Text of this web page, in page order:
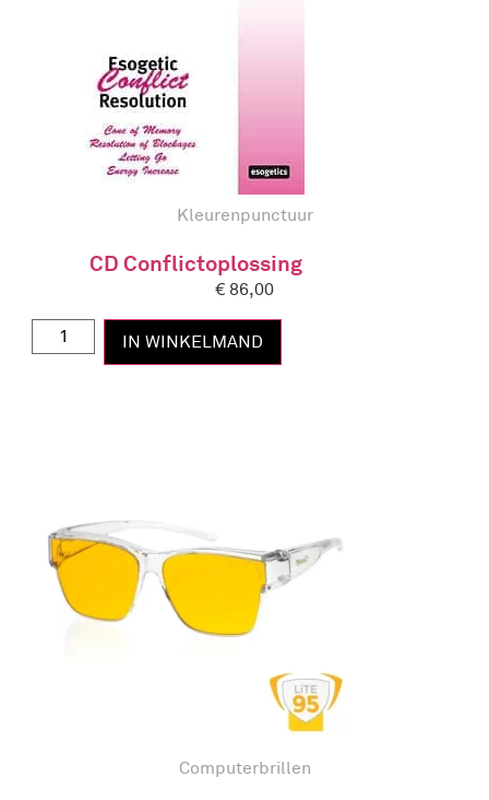
Kleurenpunctuur
CD Conflictoplossing
€ 86,00
IN WINKELMAND
Computerbrillen